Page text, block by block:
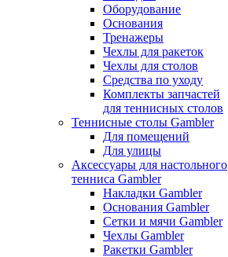
Оборудование
Основания
Тренажеры
Чехлы для ракеток
Чехлы для столов
Средства по уходу
Комплекты запчастей
для теннисных столов
Теннисные столы Gambler
Для помещений
Для улицы
Аксессуары для настольного
тенниса Gambler
Накладки Gambler
Основания Gambler
Сетки и мячи Gambler
Чехлы Gambler
Ракетки Gambler